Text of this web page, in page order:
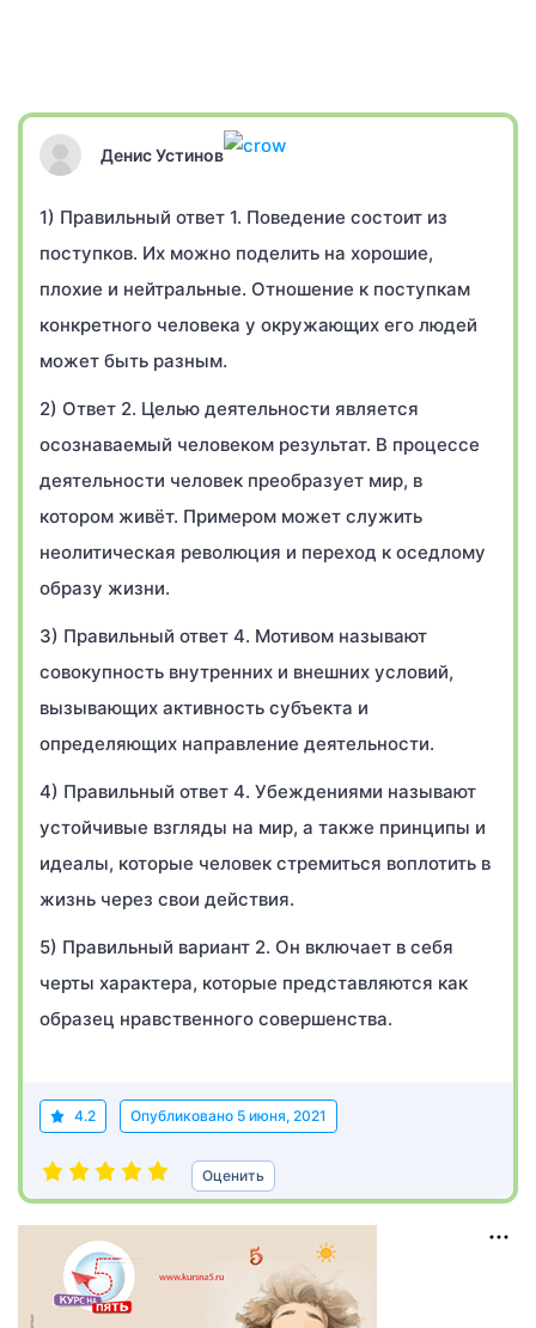
Денис Устинов
1) Правильный ответ 1. Поведение состоит из
поступков. Их можно поделить на хорошие,
плохие и нейтральные. Отношение к поступкам
конкретного человека у окружающих его людей
может быть разным.
2) Ответ 2. Целью деятельности является
осознаваемый человеком результат. В процессе
деятельности человек преобразует мир, в
котором живёт. Примером может служить
неолитическая революция и переход к оседлому
образу жизни.
3) Правильный ответ 4. Мотивом называют
совокупность внутренних и внешних условий,
вызывающих активность субъекта и
определяющих направление деятельности.
4) Правильный ответ 4. Убеждениями называют
устойчивые взгляды на мир, а также принципы и
идеалы, которые человек стремиться воплотить в
жизнь через свои действия.
5) Правильный вариант 2. Он включает в себя
черты характера, которые представляются как
образец нравственного совершенства.
4.2 Опубликовано 5 июня, 2021
Оценить